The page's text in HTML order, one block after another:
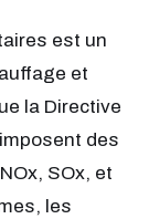
est un
et
la Directive
des
SOx, et
les